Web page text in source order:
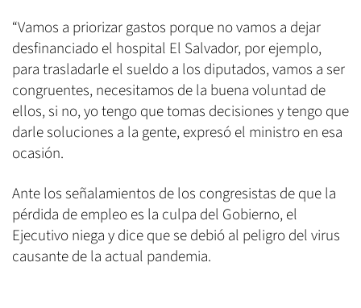
“Vamos a priorizar gastos porque no vamos a dejar
desfinanciado el hospital El Salvador, por ejemplo,
para trasladarle el sueldo a los diputados, vamos a ser
congruentes, necesitamos de la buena voluntad de
ellos, si no, yo tengo que tomas decisiones y tengo que
darle soluciones a la gente, expresó el ministro en esa
ocasión.
Ante los señalamientos de los congresistas de que la
pérdida de empleo es la culpa del Gobierno, el
Ejecutivo niega y dice que se debió al peligro del virus
causante de la actual pandemia.